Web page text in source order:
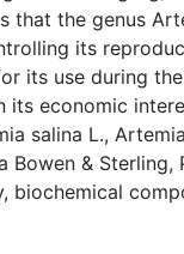
that the genus
its
its use during
its economic
salina L., Artemia
Bowen & Sterling,
biochemical